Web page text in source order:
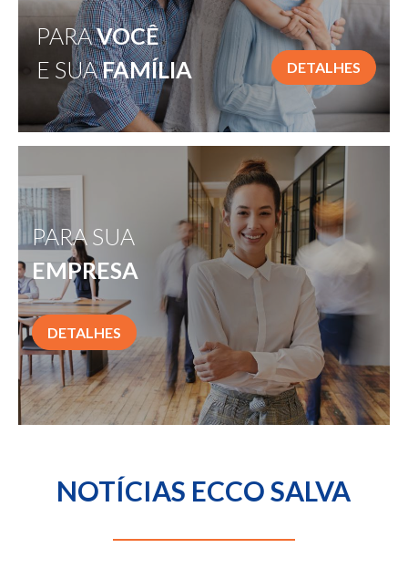
PARAVOCÊ
E SUAFAMÍLIA DETALHES
PARA SUA
EMPRESA
DETALHES
NOTÍCIAS ECCO SALVA